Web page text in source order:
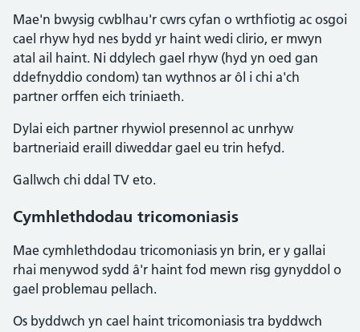
Mae'n bwysig cwblhau'r cwrs cyfan o wrthfiotig ac osgoi
cael rhyw hyd nes bydd yr haint wedi clirio, er mwyn
atal ail haint. Ni ddylech gael rhyw (hyd yn oed gan
ddefnyddio condom) tan wythnos ar ôl i chi a'ch
partner orffen eich triniaeth.
Dylai eich partner rhywiol presennol ac unrhyw
bartneriaid eraill diweddar gael eu trin hefyd.
Gallwch chi ddal TV eto.
Cymhlethdodau tricomoniasis
Mae cymhlethdodau tricomoniasis yn brin, er y gallai
rhai menywod sydd â'r haint fod mewn risg gynyddol o
gael problemau pellach.
Os byddwch yn cael haint tricomoniasis tra byddwch